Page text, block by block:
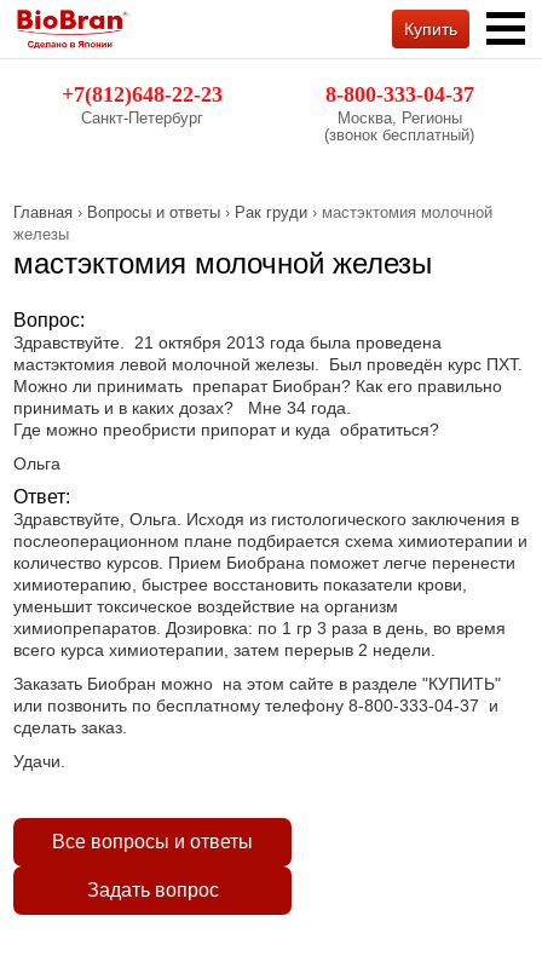
+7(812)648-22-23
Санкт-Петербург
8-800-333-04-37
Москва, Регионы
(звонок бесплатный)
Купить
Главная › Вопросы и ответы › Рак груди › мастэктомия молочной
железы
мастэктомия молочной железы
Вопрос:
Здравствуйте. 21 октября 2013 года была проведена
мастэктомия левой молочной железы. Был проведён курс ПХТ.
Можно ли принимать препарат Биобран? Как его правильно
принимать и в каких дозах? Мне 34 года.
Где можно преобристи припорат и куда обратиться?
Ольга
Ответ:
Здравствуйте, Ольга. Исходя из гистологического заключения в
послеоперационном плане подбирается схема химиотерапии и
количество курсов. Прием Биобрана поможет легче перенести
химиотерапию, быстрее восстановить показатели крови,
уменьшит токсическое воздействие на организм
химиопрепаратов. Дозировка: по 1 гр 3 раза в день, во время
всего курса химиотерапии, затем перерыв 2 недели.
Заказать Биобран можно на этом сайте в разделе "КУПИТЬ"
или позвонить по бесплатному телефону 8-800-333-04-37 и
сделать заказ.
Удачи.
Все вопросы и ответы
Задать вопрос